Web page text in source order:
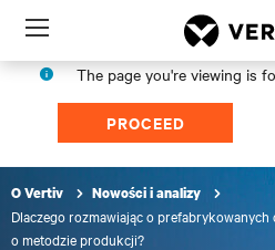
Menu
The page you're viewing is
PROCEED
O Vertiv Nowości i analizy
Dlaczego rozmawiając o
o metodzie produkcji?